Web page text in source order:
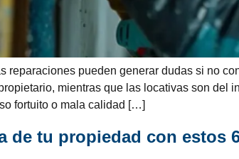
reparaciones pueden generar dudas si no
mientras que las locativas son del
fortuito o mala calidad […]
de tu propiedad con estos